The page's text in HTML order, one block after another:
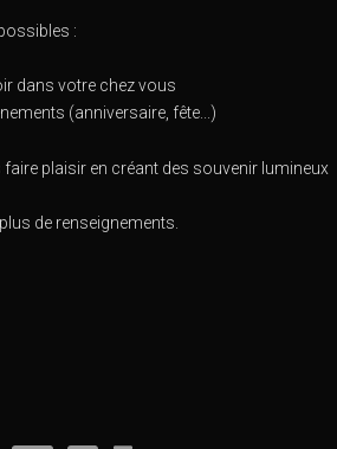
:
dans votre chez vous
(anniversaire, fête...)
plaisir en créant des souvenir lumineux
de renseignements.